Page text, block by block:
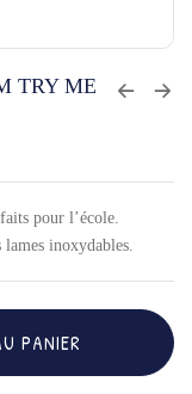
TRY ME
pour l’école.
lames inoxydables.
PANIER